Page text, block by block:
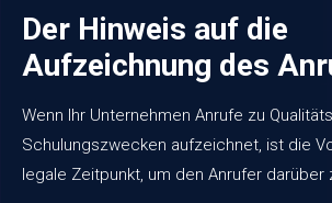
Der Hinweis auf die
Aufzeichnung des
Wenn Ihr Unternehmen Anrufe zu
Schulungszwecken aufzeichnet, ist die
legale Zeitpunkt, um den Anrufer darüber